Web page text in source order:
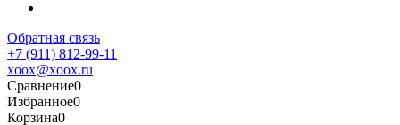
Обратная связь
+7 (911) 812-99-11
xoox@xoox.ru
Сравнение0
Избранное0
Корзина0